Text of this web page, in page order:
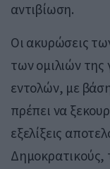
αντιβίωση.
Οι ακυρώσεις
των ομιλιών της
εντολών, με
πρέπει να
εξελίξεις
Δημοκρατικούς,